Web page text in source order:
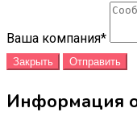
Ваша компания*
Закрыть Отправить
Информация